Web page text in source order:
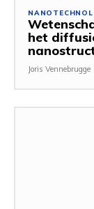
het
Joris Vennebrugge